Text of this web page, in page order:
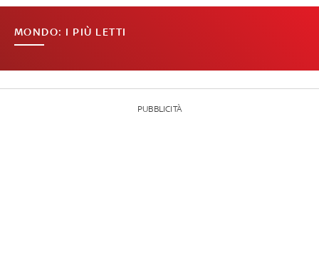
MONDO: I PIÙ LETTI
PUBBLICITÀ